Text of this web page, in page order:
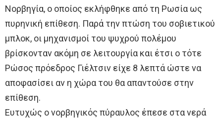
Νορβηγία, ο οποίος εκλήφθηκε από τη Ρωσία ως
πυρηνική επίθεση. Παρά την πτώση του σοβιετικού
μπλοκ, οι μηχανισμοί του ψυχρού πολέμου
βρίσκονταν ακόμη σε λειτουργία και έτσι ο τότε
Ρώσος πρόεδρος Γιέλτσιν είχε 8 λεπτά ώστε να
αποφασίσει αν η χώρα του θα απαντούσε στην
επίθεση.
Ευτυχώς ο νορβηγικός πύραυλος έπεσε στα νερά